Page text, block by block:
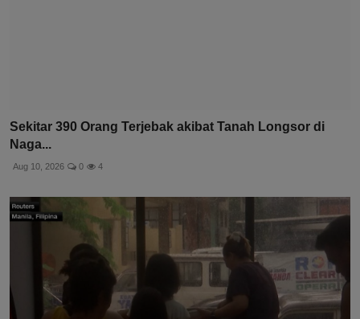
Sekitar 390 Orang Terjebak akibat Tanah Longsor di
Naga...
Aug 10, 2026 0 4